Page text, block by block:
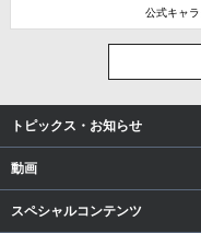
公式キャ
トピックス・お知らせ
動画
スペシャルコンテンツ